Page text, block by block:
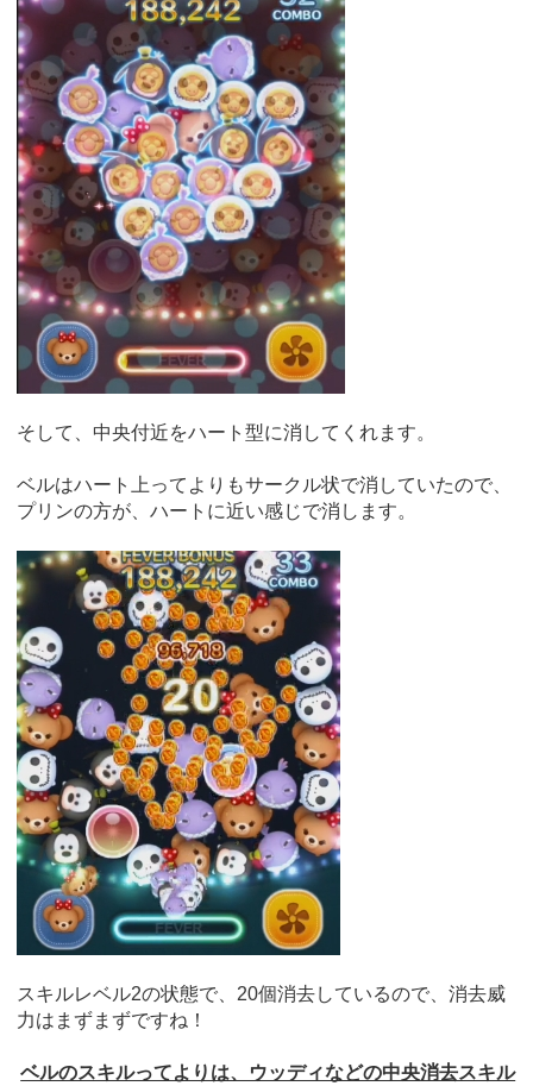
そして、中央付近をハート型に消してくれます。
ベルはハート上ってよりもサークル状で消していたので、
プリンの方が、ハートに近い感じで消します。
スキルレベル2の状態で、20個消去しているので、消去威
力はまずまずですね！
ベルのスキルってよりは、ウッディなどの中央消去スキル